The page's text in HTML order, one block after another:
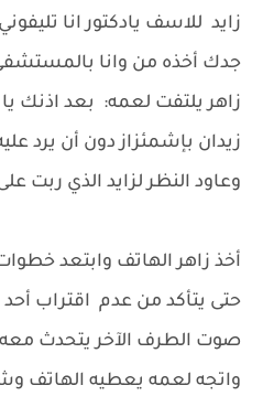
زايد للاسف يادكتور انا
جدك أخذه من وانا
زاهر يلتفت لعمه: بعد اذنك
زيدان بإشمئزاز دون أن يرد
وعاود النظر لزايد الذي ربت
أخذ زاهر الهاتف وابتعد
حتى يتأكد من عدم اقتراب أحد
صوت الطرف الآخر يتحدث معه
واتجه لعمه يعطيه الهاتف